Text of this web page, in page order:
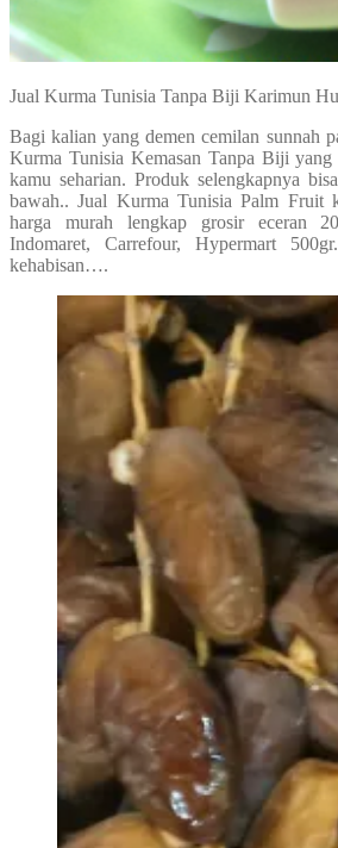
Jual Kurma Tunisia Tanpa Biji Karimun
Bagi kalian yang demen cemilan sunnah
Kurma Tunisia Kemasan Tanpa Biji yang
kamu seharian. Produk selengkapnya
bawah.. Jual Kurma Tunisia Palm Fruit
harga murah lengkap grosir eceran
Indomaret, Carrefour, Hypermart
kehabisan….